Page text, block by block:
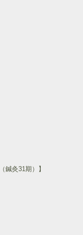
鍼灸31期）】